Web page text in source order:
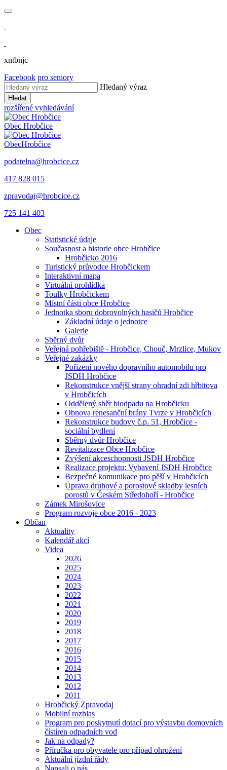
xntbnjc
Facebook pro seniory
Hledaný výraz
Hledat
rozšířené vyhledávání
Obec Hrobčice
ObecHrobčice
podatelna@hrobcice.cz
417 828 015
zpravodaj@hrobcice.cz
725 141 403
Obec
Statistické údaje
Současnost a historie obce Hrobčice
Hrobčicko 2016
Turistický průvodce Hrobčickem
Interaktivní mapa
Virtuální prohlídka
Toulky Hrobčickem
Místní části obce Hrobčice
Jednotka sboru dobrovolných hasičů Hrobčice
Základní údaje o jednotce
Galerie
Sběrný dvůr
Veřejná pohřebiště - Hrobčice, Chouč, Mrzlice, Mukov
Veřejné zakázky
Pořízení nového dopravního automobilu pro
JSDH Hrobčice
Rekonstrukce vnější strany ohradní zdi hřbitova
v Hrobčicích
Oddělený sběr biodpadu na Hrobčicku
Obnova renesanční brány Tvrze v Hrobčicích
Rekonstrukce budovy č.p. 51, Hrobčice -
sociální bydlení
Sběrný dvůr Hrobčice
Revitalizace Obce Hrobčice
Zvýšení akceschopnosti JSDH Hrobčice
Realizace projektu: Vybavení JSDH Hrobčice
Bezpečné komunikace pro pěší v Hrobčicích
Úprava druhové a porostové skladby lesních
porostů v Českém Středohoří - Hrobčice
Zámek Mirošovice
Program rozvoje obce 2016 - 2023
Občan
Aktuality
Kalendář akcí
Videa
2026
2025
2024
2023
2022
2021
2020
2019
2018
2017
2016
2015
2014
2013
2012
2011
Hrobčický Zpravodaj
Mobilní rozhlas
Program pro poskytnutí dotací pro výstavbu domovních
čístíren odpadních vod
Jak na odpady?
Příručka pro obyvatele pro případ ohrožení
Aktuální jízdní řády
Napsali o nás